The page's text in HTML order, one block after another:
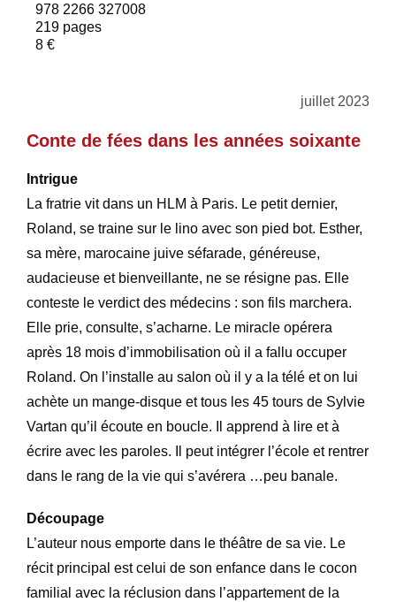
978 2266 327008
219 pages
8 €
juillet 2023
Conte de fées dans les années soixante
Intrigue
La fratrie vit dans un HLM à Paris. Le petit dernier,
Roland, se traine sur le lino avec son pied bot. Esther,
sa mère, marocaine juive séfarade, généreuse,
audacieuse et bienveillante, ne se résigne pas. Elle
conteste le verdict des médecins : son fils marchera.
Elle prie, consulte, s’acharne. Le miracle opérera
après 18 mois d’immobilisation où il a fallu occuper
Roland. On l’installe au salon où il y a la télé et on lui
achète un mange-disque et tous les 45 tours de Sylvie
Vartan qu’il écoute en boucle. Il apprend à lire et à
écrire avec les paroles. Il peut intégrer l’école et rentrer
dans le rang de la vie qui s’avérera …peu banale.
Découpage
L’auteur nous emporte dans le théâtre de sa vie. Le
récit principal est celui de son enfance dans le cocon
familial avec la réclusion dans l’appartement de la